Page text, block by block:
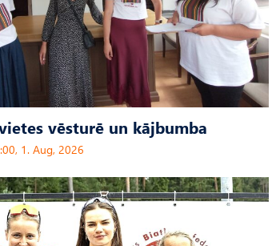
vēsturē un kājbumba
1. Aug, 2026